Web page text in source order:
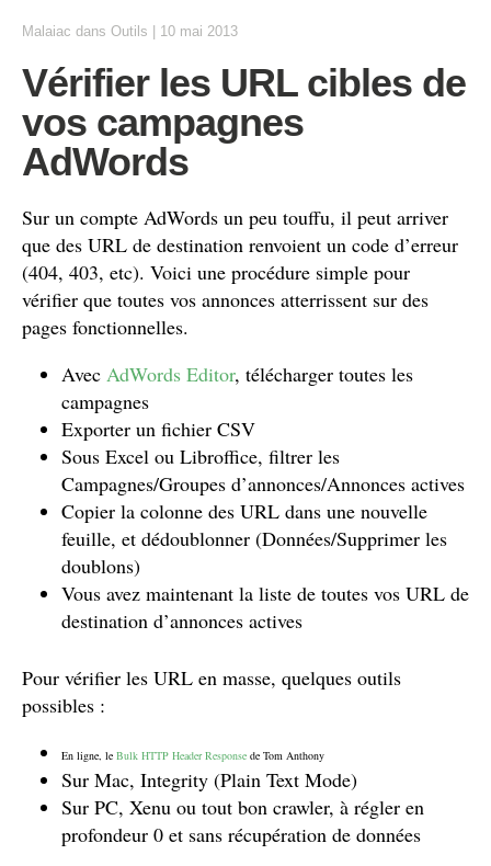
Malaiac dans Outils 10 mai 2013
Vérifier les URL cibles de
vos campagnes
AdWords
Sur un compte AdWords un peu touffu, il peut arriver
que des URL de destination renvoient un code d’erreur
(404, 403, etc). Voici une procédure simple pour
vérifier que toutes vos annonces atterrissent sur des
pages fonctionnelles.
Avec AdWords Editor, télécharger toutes les
campagnes
Exporter un fichier CSV
Sous Excel ou Libroffice, filtrer les
Campagnes/Groupes d’annonces/Annonces actives
Copier la colonne des URL dans une nouvelle
feuille, et dédoublonner (Données/Supprimer les
doublons)
Vous avez maintenant la liste de toutes vos URL de
destination d’annonces actives
Pour vérifier les URL en masse, quelques outils
possibles :
En ligne, le Bulk HTTP Header Response de Tom Anthony
Sur Mac, Integrity (Plain Text Mode)
Sur PC, Xenu ou tout bon crawler, à régler en
profondeur 0 et sans récupération de données